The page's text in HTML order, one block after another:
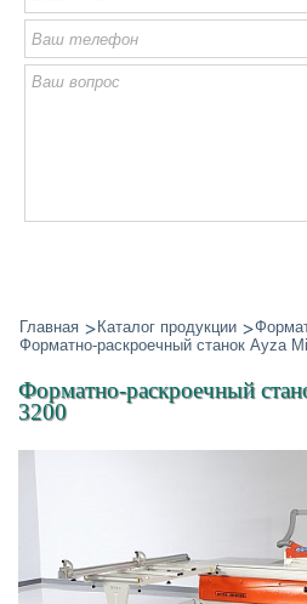
Главная Каталог продукции
Форматно-раскроечный станок Ayza
Форматно-раскроечный
3200